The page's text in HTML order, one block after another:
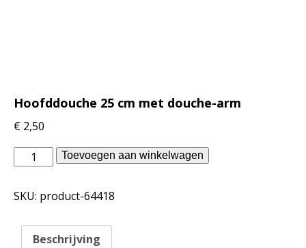
Hoofddouche 25 cm met douche-arm
€ 2,50
vtwonen
badkamer
Hoofddouche
cm
Toevoegen aan winkelwagen
SKU: product-64418
Beschrijving